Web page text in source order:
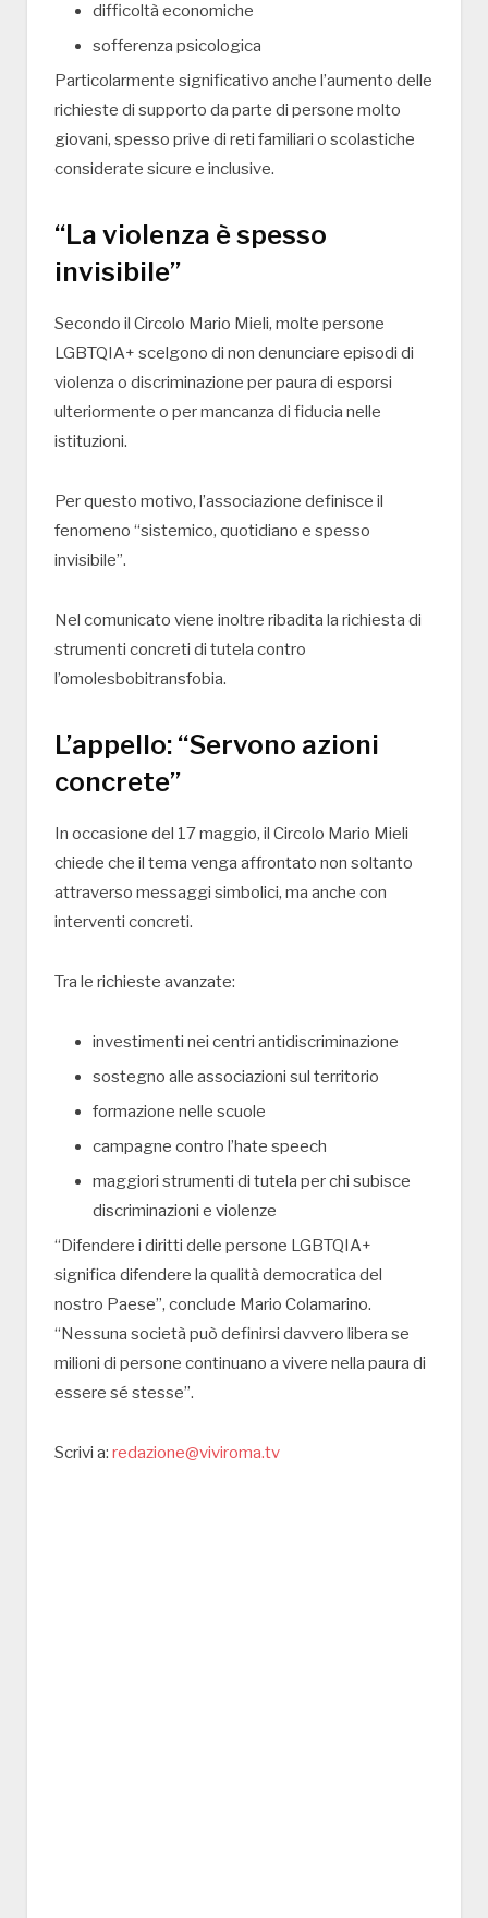
difficoltà economiche
sofferenza psicologica
Particolarmente significativo anche l’aumento delle
richieste di supporto da parte di persone molto
giovani, spesso prive di reti familiari o scolastiche
considerate sicure e inclusive.
“La violenza è spesso
invisibile”
Secondo il Circolo Mario Mieli, molte persone
LGBTQIA+ scelgono di non denunciare episodi di
violenza o discriminazione per paura di esporsi
ulteriormente o per mancanza di fiducia nelle
istituzioni.
Per questo motivo, l’associazione definisce il
fenomeno “sistemico, quotidiano e spesso
invisibile”.
Nel comunicato viene inoltre ribadita la richiesta di
strumenti concreti di tutela contro
l’omolesbobitransfobia.
L’appello: “Servono azioni
concrete”
In occasione del 17 maggio, il Circolo Mario Mieli
chiede che il tema venga affrontato non soltanto
attraverso messaggi simbolici, ma anche con
interventi concreti.
Tra le richieste avanzate:
investimenti nei centri antidiscriminazione
sostegno alle associazioni sul territorio
formazione nelle scuole
campagne contro l’hate speech
maggiori strumenti di tutela per chi subisce
discriminazioni e violenze
“Difendere i diritti delle persone LGBTQIA+
significa difendere la qualità democratica del
nostro Paese”, conclude Mario Colamarino.
“Nessuna società può definirsi davvero libera se
milioni di persone continuano a vivere nella paura di
essere sé stesse”.
Scrivi a: redazione@viviroma.tv